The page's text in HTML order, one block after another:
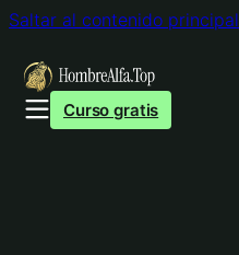
Saltar al contenido principal
Curso gratis